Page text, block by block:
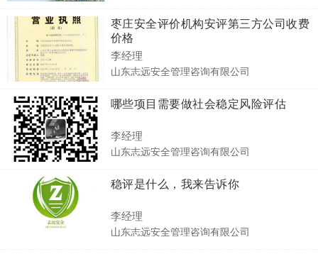
枣庄安全评价机构安评第三方公司收费
价格
李经理
山东志远安全管理咨询有限公司
哪些项目需要做社会稳定风险评估
李经理
山东志远安全管理咨询有限公司
稳评是什么，我来告诉你
李经理
山东志远安全管理咨询有限公司